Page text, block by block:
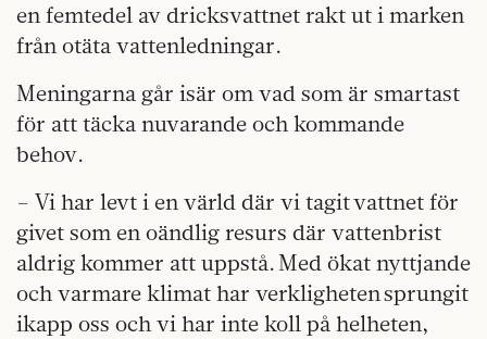
en femtedel av dricksvattnet rakt ut i marken
från otäta vattenledningar.
Meningarna går isär om vad som är smartast
för att täcka nuvarande och kommande
behov.
– Vi har levt i en värld där vi tagit vattnet för
givet som en oändlig resurs där vattenbrist
aldrig kommer att uppstå. Med ökat nyttjande
och varmare klimat har verkligheten sprungit
ikapp oss och vi har inte koll på helheten,